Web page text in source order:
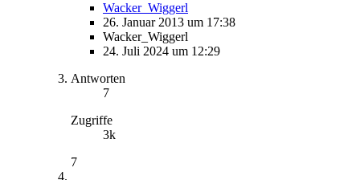
Wacker_Wiggerl
26. Januar 2013 um 17:38
Wacker_Wiggerl
24. Juli 2024 um 12:29
Antworten
7
Zugriffe
3k
7